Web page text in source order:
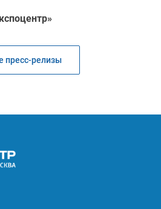
пресс-релизы